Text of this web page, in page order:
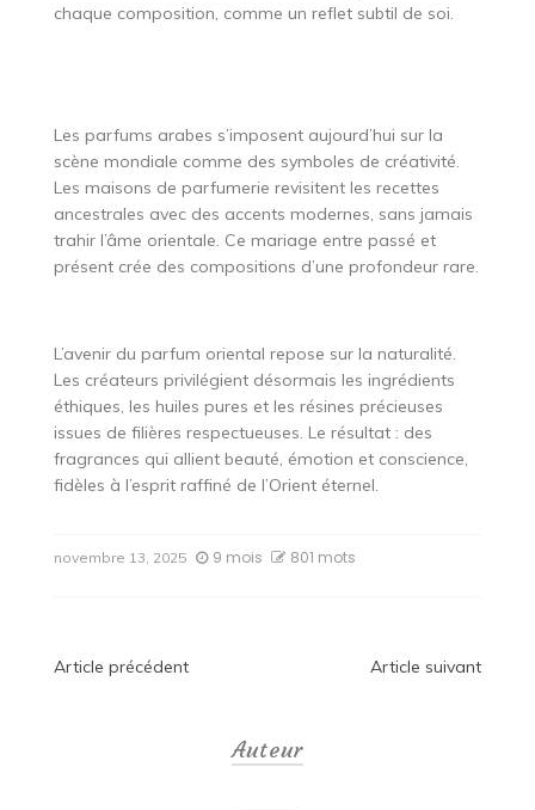
chaque composition, comme un reflet subtil de soi.
Les parfums arabes s’imposent aujourd’hui sur la
scène mondiale comme des symboles de créativité.
Les maisons de parfumerie revisitent les recettes
ancestrales avec des accents modernes, sans jamais
trahir l’âme orientale. Ce mariage entre passé et
présent crée des compositions d’une profondeur rare.
L’avenir du parfum oriental repose sur la naturalité.
Les créateurs privilégient désormais les ingrédients
éthiques, les huiles pures et les résines précieuses
issues de filières respectueuses. Le résultat : des
fragrances qui allient beauté, émotion et conscience,
fidèles à l’esprit raffiné de l’Orient éternel.
novembre 13, 2025 9 mois 801 mots
Navigation
Article précédent Article suivant
Auteur